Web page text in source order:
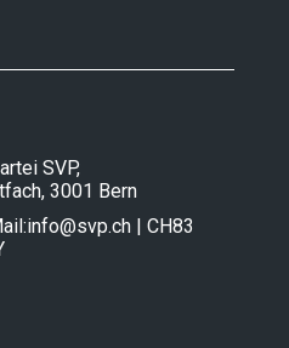
SVP,
3001 Bern
info@svp.ch | CH83